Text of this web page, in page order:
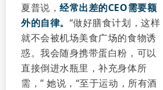
夏普说，经常出差的CEO需要额
外的自律。 “做好膳食计划，这样
就不会被机场美食广场的食物诱
惑。我会随身携带蛋白粉，可以
直接倒进水瓶里，补充身体所
需，” 她说，“至于运动，所有酒